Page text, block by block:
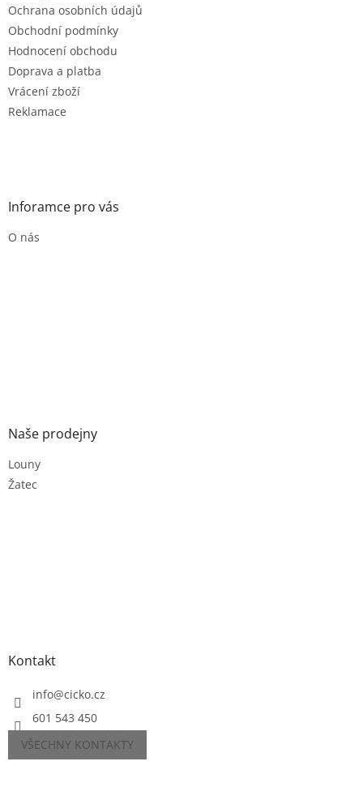
Ochrana osobních údajů
Obchodní podmínky
Hodnocení obchodu
Doprava a platba
Vrácení zboží
Reklamace
Inforamce pro vás
O nás
Naše prodejny
Louny
Žatec
Kontakt
info@cicko.cz
601 543 450
VŠECHNY KONTAKTY